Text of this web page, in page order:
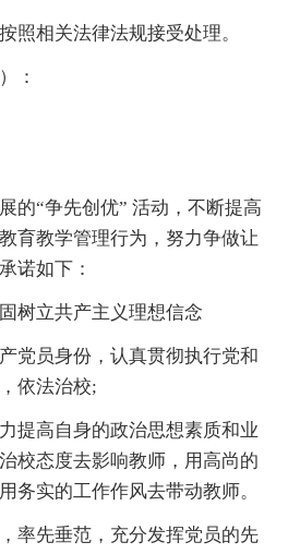
照相关法律法规接受处理。
：
的“争先创优” 活动，不断提高
育教学管理行为，努力争做让
诺如下：
树立共产主义理想信念
党员身份，认真贯彻执行党和
依法治校;
提高自身的政治思想素质和业
校态度去影响教师，用高尚的
务实的工作作风去带动教师。
率先垂范，充分发挥党员的先